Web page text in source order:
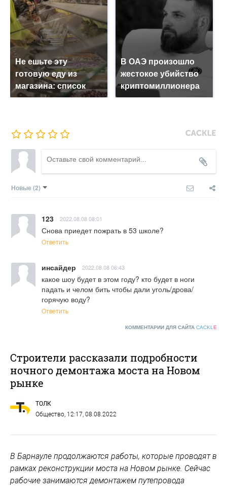
Не ешьте эту
готовую еду из
магазина: список
В ОАЭ произошло
жестокое убийство
криптомиллионера
Новые (2)
123 2022.08.08 08:01
Снова приедет пожрать в 53 школе?
Ответить
инсайдер 2022.08.08 06:43
какое шоу будет в этом году? кто будет в ноги
падать и челом бить чтобы дали уголь/дрова/
горячую воду?
Ответить
КОММЕНТАРИИ ДЛЯ САЙТА CACKL E
Строители рассказали подробности
ночного демонтажа моста на Новом
рынке
ТОЛК
Общество , 12:17, 08.08.2022
В Барнауле продолжаются работы, которые проводят в
рамках реконструкции моста на Новом рынке. Сейчас
рабочие занимаются демонтажем путепровода